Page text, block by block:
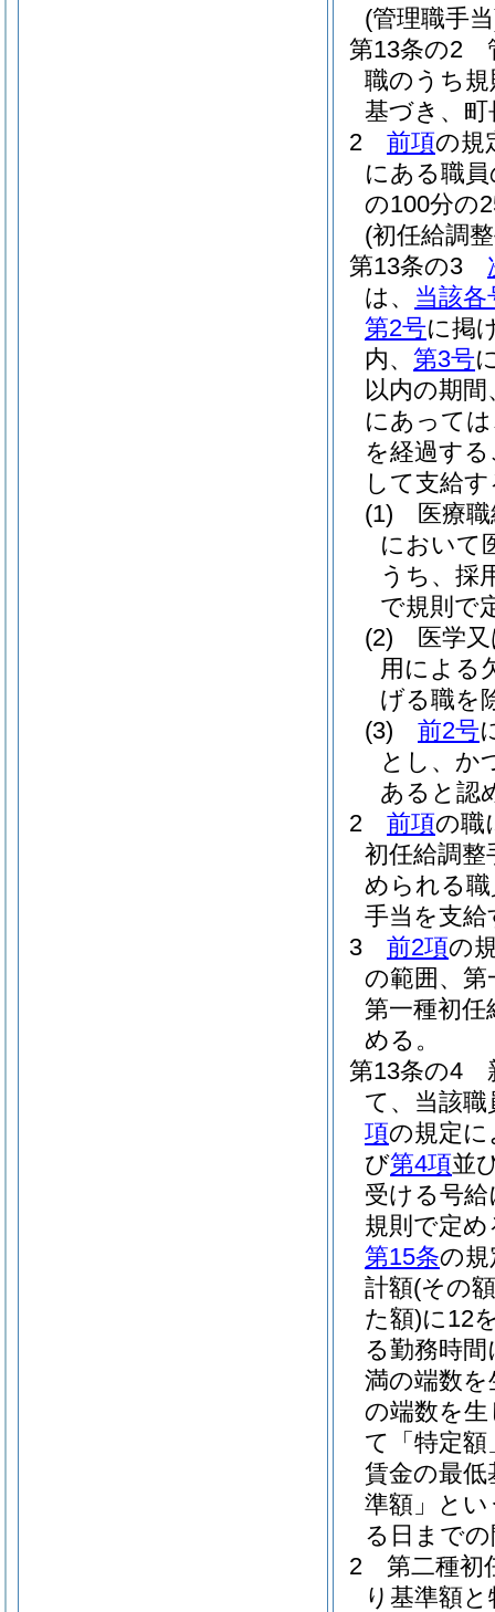
(管理職手
第13条の2
職のうち
基づき、
2
前項の規
にある職
の100分の
(初任給調
第13条の3
は、 当該各
第2号に掲
内、 第3号
以内の期
にあって
を経過す
して支給
(1)
医療
において
うち、採
で規則で
(2)
医学
用による
げる職を
(3)
前2号
とし、か
あると認
2
前項の職
初任給調
められる
手当を支給
3
前2項の
の範囲、第
第一種初任
める。
第13条の4
て、当該
項の規定
び第4項並
受ける号
規則で定
第15条の規
計額(その
た額)に12
る勤務時
満の端数
の端数を
て「特定
賃金の最
準額」とい
る日まで
2
第二種初
り基準額